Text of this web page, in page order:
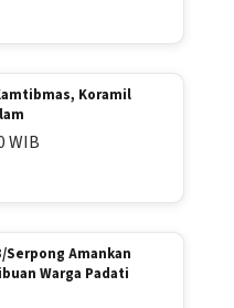
Koramil
WIB
Serpong Amankan
Warga Padati